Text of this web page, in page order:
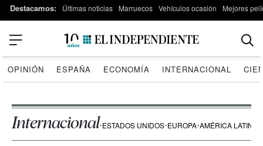
Destacamos: Últimas noticias Marruecos Vehículos ocasión Mejores
OPINIÓN ESPAÑA ECONOMÍA INTERNACIONAL
Internacional ESTADOS UNIDOS EUROPA AMÉRICA LATINA